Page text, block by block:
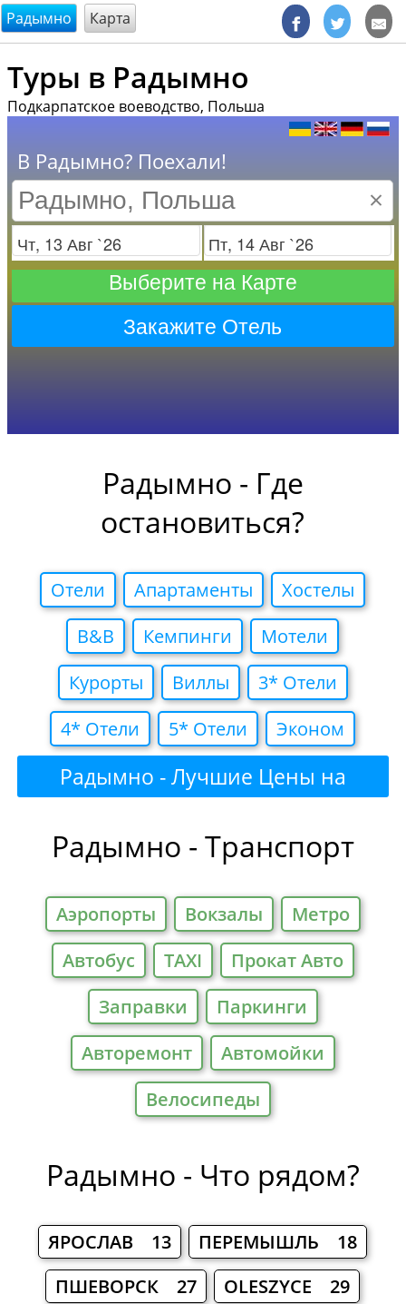
@endsectiom
Радымно Карта
Туры в Радымно
Подкарпатское воеводство, Польша
В Радымно? Поехали!
×
Заезд Отъезд
Выберите на Карте
Закажите Отель
Радымно - Где
остановиться?
Отели Апартаменты
Хостелы
B&B
Кемпинги
Мотели
Курорты
Виллы
3* Отели
4* Отели
5* Отели Эконом
Радымно - Лучшие Цены на
Радымно - Транспорт
Аэропорты Вокзалы
Метро
Автобус
TAXI
Прокат Авто
Заправки
Паркинги
Авторемонт
Автомойки
Велосипеды
Радымно - Что рядом?
ЯРОСЛАВ 13
ПЕРЕМЫШЛЬ 18
ПШЕВОРСК 27
OLESZYCE 29